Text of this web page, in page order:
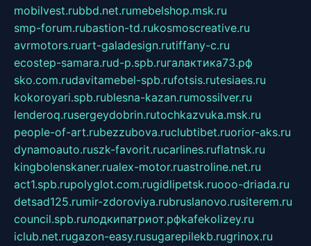
mobilvest.rubbd.net.rumebelshop.msk.ru
smp-forum.rubastion-td.rukosmoscreative.ru
avrmotors.ruart-galadesign.rutiffany-c.ru
ecostep-samara.rud-p.spb.ruгалактика73.рф
sko.com.rudavitamebel-spb.rufotsis.rutesiaes.ru
kokoroyari.spb.rublesna-kazan.rumossilver.ru
lenderoq.rusergeydobrin.rutochkazvuka.msk.ru
people-of-art.rubezzubova.ruclubtibet.ruorior-aks.ru
dynamoauto.ruszk-favorit.rucarlines.ruflatnsk.ru
kingbolenskaner.rualex-motor.ruastroline.net.ru
act1.spb.rupolyglot.com.rugidlipetsk.ruooo-driada.ru
detsad125.rumir-zdoroviya.rubruslanovo.rusiterem.ru
council.spb.ruлодкипатриот.рфkafekolizey.ru
iclub.net.rugazon-easy.rusugarepilekb.rugrinox.ru